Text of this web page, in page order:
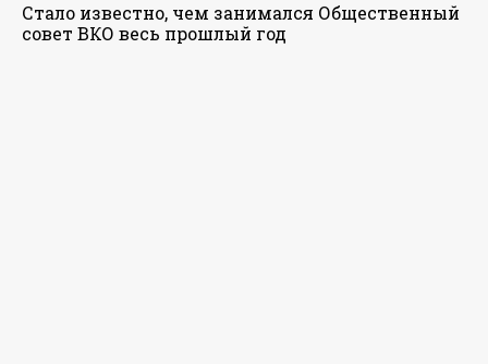
Стало известно, чем занимался Общественный
совет ВКО весь прошлый год